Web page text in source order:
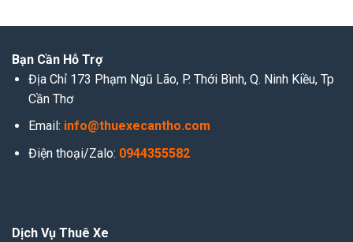
Bạn Cần Hỗ Trợ
Địa Chỉ 173 Phạm Ngũ Lão, P. Thới Bình, Q. Ninh Kiều, Tp
Cần Thơ
Email: info@thuexecantho.com
Điện thoại/Zalo: 0944355582
Dịch Vụ Thuê Xe